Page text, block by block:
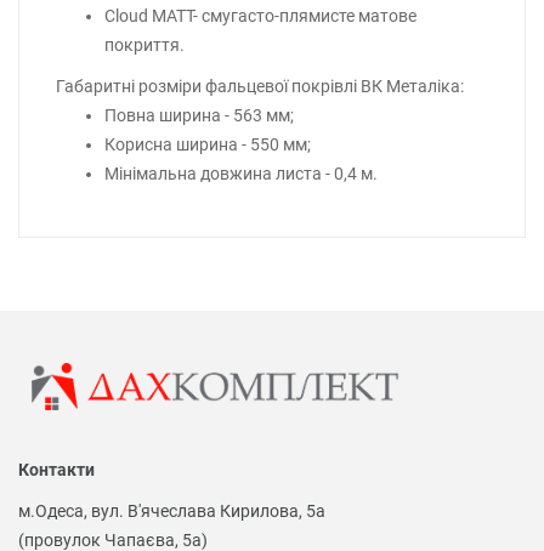
Cloud MATT- смугасто-плямисте матове
покриття.
Габаритні розміри фальцевої покрівлі ВК Металіка:
Повна ширина - 563 мм;
Корисна ширина - 550 мм;
Мінімальна довжина листа - 0,4 м.
Контакти
м.Одеса, вул. В'ячеслава Кирилова, 5а
(провулок Чапаєва, 5а)